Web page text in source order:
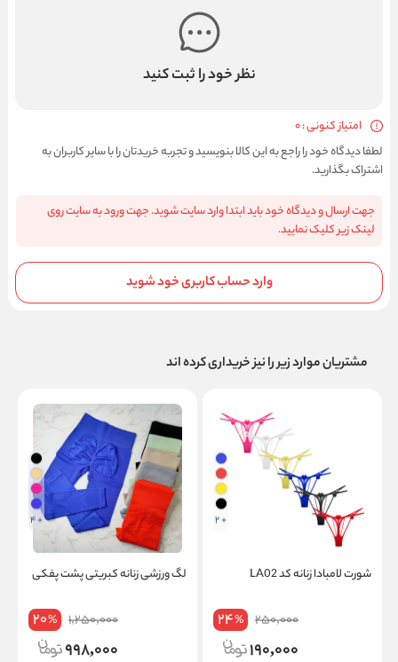
نظر خود را ثبت کنید
امتیاز کنونی : 0
لطفا دیدگاه خود را راجع به این کالا بنویسید و تجربه خریدتان را با سایر کاربران به
اشتراک بگذارید.
جهت ارسال و دیدگاه خود باید ابتدا وارد سایت شوید. جهت ورود به سایت روی
لینک زیر کلیک نمایید.
وارد حساب کاربری خود شوید
مشتریان موارد زیر را نیز خریداری کرده اند
+ 2
شورت لامبادا زنانه کد LA02
250,000
24%
190,000
+ 4
لگ ورزشی زنانه کبریتی پشت پفکی
1,250,000
20%
998,000